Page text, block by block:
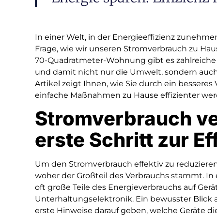
In einer Welt, in der Energieeffizienz
Frage, wie wir unseren Stromverbrauch zu
70-Quadratmeter-Wohnung gibt es
und damit nicht nur die Umwelt, sondern
Artikel zeigt Ihnen, wie Sie durch ein
einfache Maßnahmen zu Hause effizienter
Stromverbrauch
erste Schritt zur
Um den Stromverbrauch effektiv zu
woher der Großteil des Verbrauchs stammt.
oft große Teile des Energieverbrauchs auf
Unterhaltungselektronik. Ein bewusster
erste Hinweise darauf geben, welche Geräte